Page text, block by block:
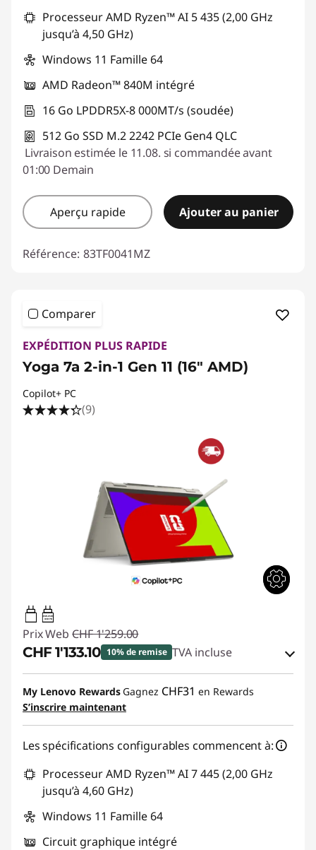
Processeur AMD Ryzen™ AI 5 435 (2,00 GHz
jusqu’à 4,50 GHz)
Windows 11 Famille 64
AMD Radeon™ 840M intégré
16 Go LPDDR5X-8 000MT/s (soudée)
512 Go SSD M.2 2242 PCIe Gen4 QLC
Livraison estimée le 11.08. si commandée avant
01:00 Demain
Aperçu rapide Ajouter au panier
Référence: 83TF0041MZ
Comparer
EXPÉDITION PLUS RAPIDE
Yoga 7a 2-in-1 Gen 11 (16" AMD)
Copilot+ PC
(9)
45W-65W
USB PD
Prix Web CHF 1'259.00
CHF 1'133.10 10% de remise TVA incluse
Bons de réduction en ligne :-CHF 125.90
Code de réduction :
My Lenovo Rewards Gagnez CHF31 en Rewards
S’inscrire maintenant
Les spécifications configurables commencent à:
Processeur AMD Ryzen™ AI 7 445 (2,00 GHz
jusqu’à 4,60 GHz)
Windows 11 Famille 64
Circuit graphique intégré